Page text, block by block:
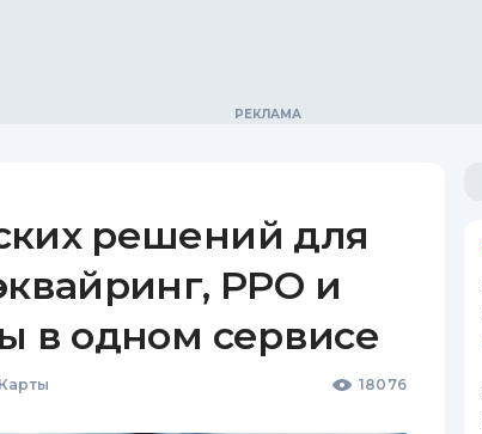
решений для
РРО и
в одном сервисе
18076